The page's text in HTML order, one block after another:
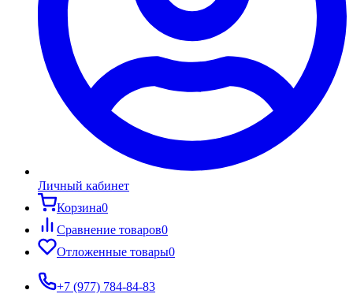
Личный кабинет
Корзина0
Сравнение товаров0
Отложенные товары0
+7 (977) 784-84-83